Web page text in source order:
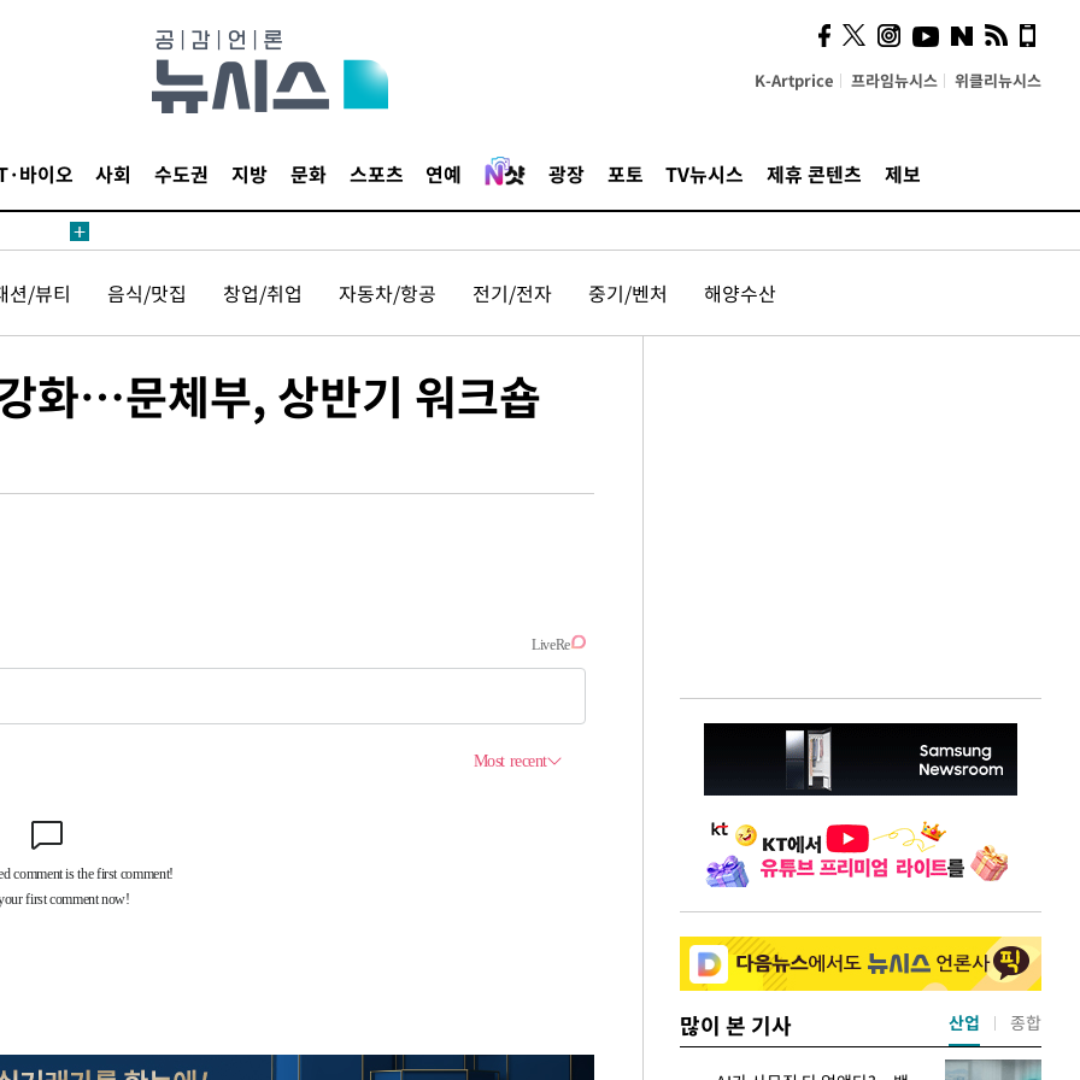
K-Artprice 프라임뉴시스 위클리뉴시스
바이오 사회 수도권 지방 문화 스포츠 연예 광장 포토 TV뉴시스 제휴 콘텐츠 제보
션/뷰티 음식/맛집 창업/취업 자동차/항공 전기/전자 중기/벤처 해양수산
화…문체부, 상반기 워크숍
많이 본 기사 산업 종합